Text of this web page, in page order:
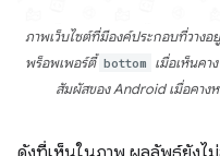
ภาพเว็บไซต์ที่มีองค์ประกอบที่วาง
พร็อพเพอร์ตี้ bottom เมื่อเห็นคา
สัมผัสของ Android เมื่อคาง